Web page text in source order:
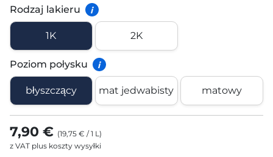
Rodzaj lakieru i
1K 2K
Poziom połysku i
błyszczący mat jedwabisty matowy
7,90 € (19,75 € /1 L )
z VAT plus koszty wysyłki